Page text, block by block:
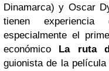
Dinamarca) y Oscar
tienen
especialmente el
económico La ruta
guionista de la película